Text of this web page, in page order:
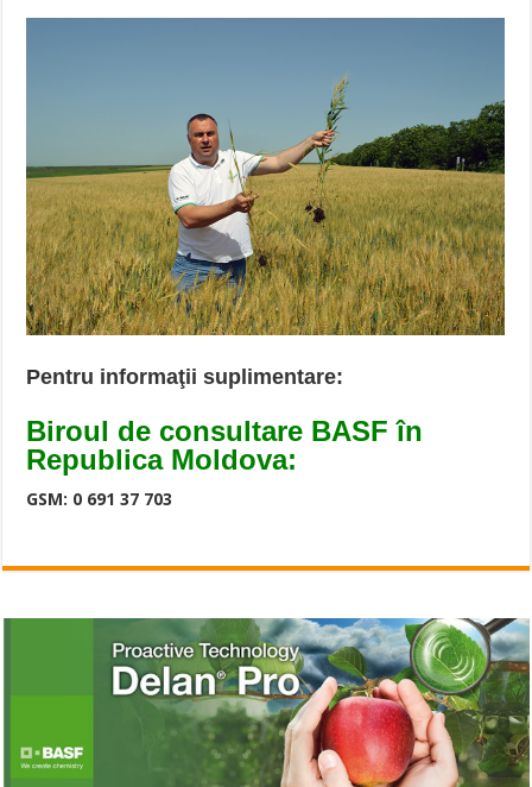
Pentru informaţii suplimentare:
Biroul de consultare BASF în
Republica Moldova:
GSM: 0 691 37 703